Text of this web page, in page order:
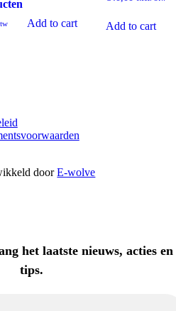
Add to cart Add to cart
doorE-wolve
het laatste nieuws, acties en
tips.